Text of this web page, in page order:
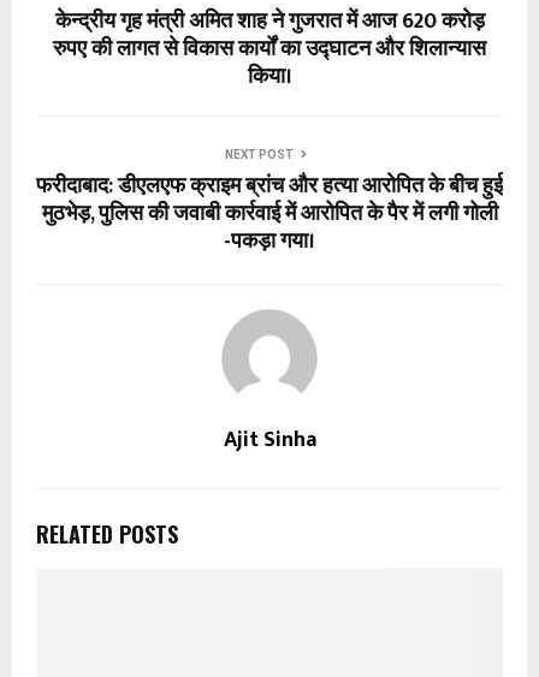
केन्द्रीय गृह मंत्री अमित शाह ने गुजरात में आज 620 करोड़
रुपए की लागत से विकास कार्यों का उद्घाटन और शिलान्यास
किया।
NEXT POST
फरीदाबाद: डीएलएफ क्राइम ब्रांच और हत्या आरोपित के बीच हुई
मुठभेड़, पुलिस की जवाबी कार्रवाई में आरोपित के पैर में लगी गोली
-पकड़ा गया।
Ajit Sinha
RELATED POSTS